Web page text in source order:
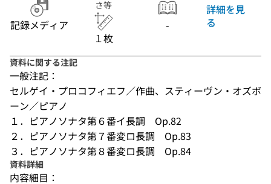
記録メディア
さ等
１枚
-
詳細を見
る
資料に関する注記
一般注記：
セルゲイ・プロコフィエフ／作曲、スティーヴン・オズボ
ーン／ピアノ
１．ピアノソナタ第６番イ長調　Op.82
２．ピアノソナタ第７番変ロ長調　Op.83
３．ピアノソナタ第８番変ロ長調　Op.84
資料詳細
内容細目：